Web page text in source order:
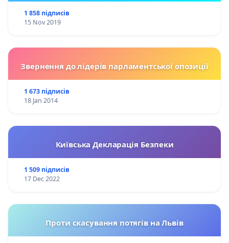
1 858 підписів
15 Nov 2019
Звернення до лідерів парламентської опозиції
1 673 підписів
18 Jan 2014
Київська Декларація Безпеки
1 509 підписів
17 Dec 2022
Проти скасування потягів на Львів